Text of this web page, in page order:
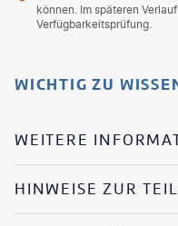
können. Im späteren
Verfügbarkeitsprüfung.
WICHTIG ZU
WEITERE
HINWEISE ZUR